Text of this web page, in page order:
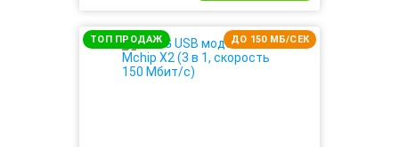
ТОП ПРОДАЖ ДО 150 МБ/СЕК